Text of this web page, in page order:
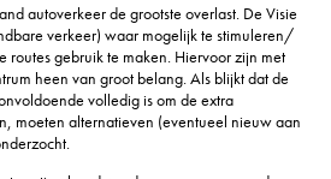
autoverkeer de grootste overlast. De Visie
verkeer) waar mogelijk te stimuleren/
routes gebruik te maken. Hiervoor zijn met
heen van groot belang. Als blijkt dat de
volledig is om de extra
moeten alternatieven (eventueel nieuw aan